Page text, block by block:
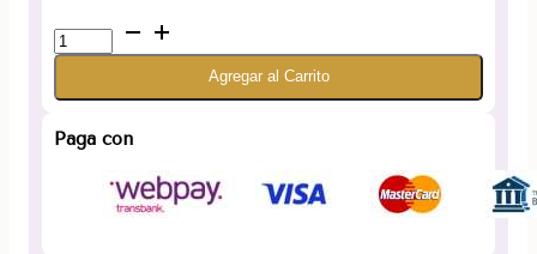
Incienso
natural
Desi
cantidad
Agregar al Carrito
Paga con